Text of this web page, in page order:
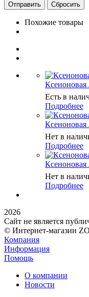
Сбросить
Похожие товары
Ксеноновая
Есть в
Подробнее
Ксеноновая
Нет в
Подробнее
Ксеноновая
Нет в
Подробнее
2026
Сайт не является
© Интернет-магазин
Компания
Информация
Помощь
О компании
Новости